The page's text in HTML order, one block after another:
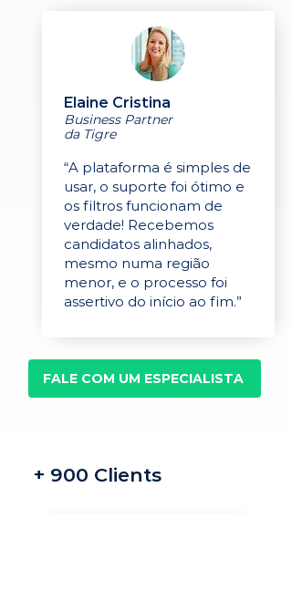
Elaine Cristina
Business Partner
da Tigre
“A plataforma é simples de
usar, o suporte foi ótimo e
os filtros funcionam de
verdade! Recebemos
candidatos alinhados,
mesmo numa região
menor, e o processo foi
assertivo do início ao fim.”
FALE COM UM ESPECIALISTA
+ 900 Clients